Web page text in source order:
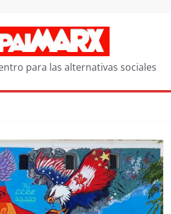
para las alternativas sociales